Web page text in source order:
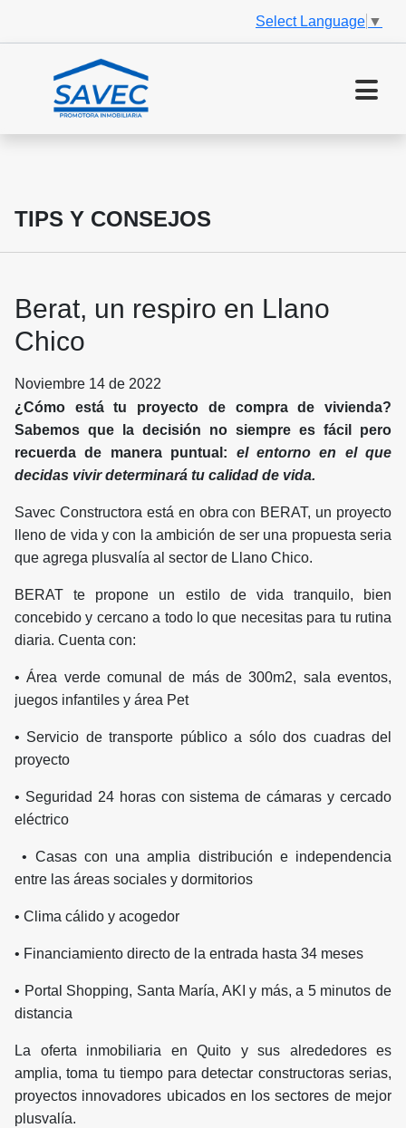
Select Language ▼
TIPS Y CONSEJOS
Berat, un respiro en Llano
Chico
Noviembre 14 de 2022
¿Cómo está tu proyecto de compra de vivienda?
Sabemos que la decisión no siempre es fácil pero
recuerda de manera puntual: el entorno en el que
decidas vivir determinará tu calidad de vida.
Savec Constructora está en obra con BERAT, un proyecto
lleno de vida y con la ambición de ser una propuesta seria
que agrega plusvalía al sector de Llano Chico.
BERAT te propone un estilo de vida tranquilo, bien
concebido y cercano a todo lo que necesitas para tu rutina
diaria. Cuenta con:
• Área verde comunal de más de 300m2, sala eventos,
juegos infantiles y área Pet
• Servicio de transporte público a sólo dos cuadras del
proyecto
• Seguridad 24 horas con sistema de cámaras y cercado
eléctrico
• Casas con una amplia distribución e independencia
entre las áreas sociales y dormitorios
• Clima cálido y acogedor
• Financiamiento directo de la entrada hasta 34 meses
• Portal Shopping, Santa María, AKI y más, a 5 minutos de
distancia
La oferta inmobiliaria en Quito y sus alrededores es
amplia, toma tu tiempo para detectar constructoras serias,
proyectos innovadores ubicados en los sectores de mejor
plusvalía.